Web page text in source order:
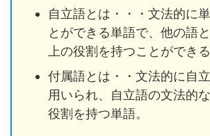
自立語とは・・・文法的に
とができる単語で、他の語
上の役割を持つことができる
付属語とは・・文法的に自
用いられ、自立語の文法的
役割を持つ単語。